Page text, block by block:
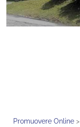
Promuovere Online>